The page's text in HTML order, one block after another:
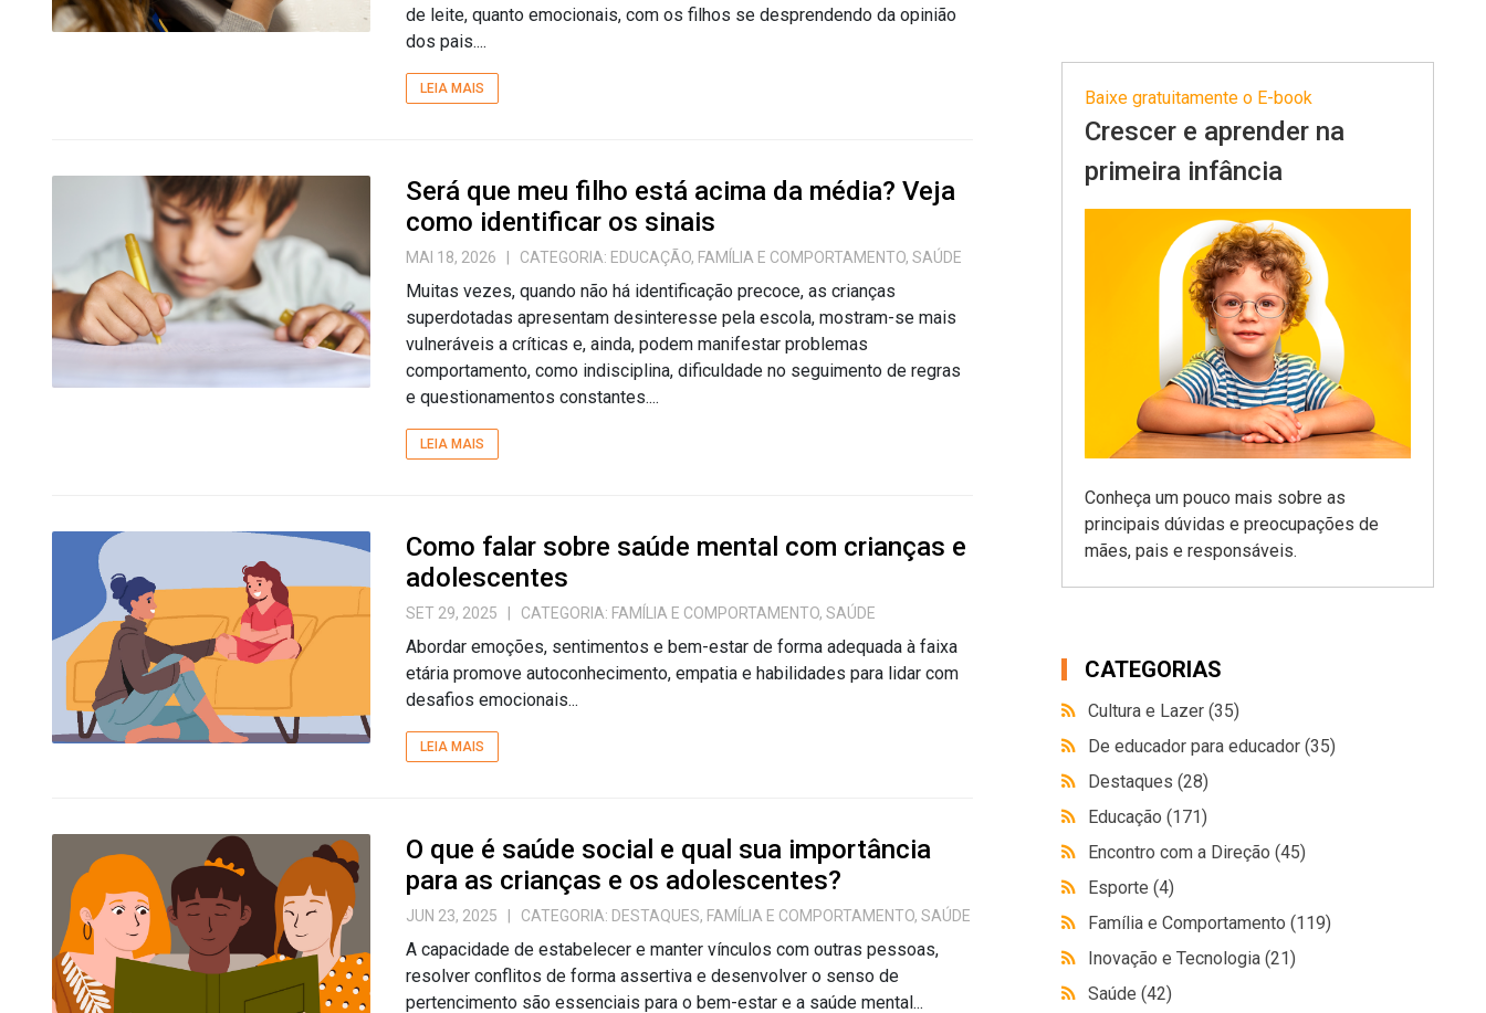
de leite, quanto emocionais, com os filhos se desprendendo da opinião
dos pais....
LEIA MAIS
Será que meu filho está acima da média? Veja
como identificar os sinais
MAI 18, 2026 | CATEGORIA: EDUCAÇÃO, FAMÍLIA E COMPORTAMENTO, SAÚDE
Muitas vezes, quando não há identificação precoce, as crianças
superdotadas apresentam desinteresse pela escola, mostram-se mais
vulneráveis a críticas e, ainda, podem manifestar problemas
comportamento, como indisciplina, dificuldade no seguimento de regras
e questionamentos constantes....
LEIA MAIS
Como falar sobre saúde mental com crianças e
adolescentes
SET 29, 2025 | CATEGORIA: FAMÍLIA E COMPORTAMENTO, SAÚDE
Abordar emoções, sentimentos e bem-estar de forma adequada à faixa
etária promove autoconhecimento, empatia e habilidades para lidar com
desafios emocionais...
LEIA MAIS
O que é saúde social e qual sua importância
para as crianças e os adolescentes?
JUN 23, 2025 | CATEGORIA: DESTAQUES, FAMÍLIA E COMPORTAMENTO, SAÚDE
A capacidade de estabelecer e manter vínculos com outras pessoas,
resolver conflitos de forma assertiva e desenvolver o senso de
pertencimento são essenciais para o bem-estar e a saúde mental...
Baixe gratuitamente o E-book
Crescer e aprender na
primeira infância
Conheça um pouco mais sobre as
principais dúvidas e preocupações de
mães, pais e responsáveis.
CATEGORIAS
Cultura e Lazer(35)
De educador para educador(35)
Destaques(28)
Educação(171)
Encontro com a Direção(45)
Esporte(4)
Família e Comportamento(119)
Inovação e Tecnologia(21)
Saúde(42)